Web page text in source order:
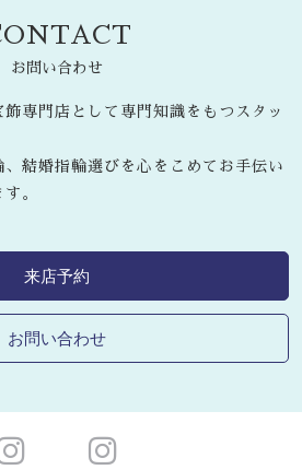
お問い合わせ
専門店として専門知識をもつスタッ
結婚指輪選びを心をこめてお手伝い
。
来店予約
お問い合わせ